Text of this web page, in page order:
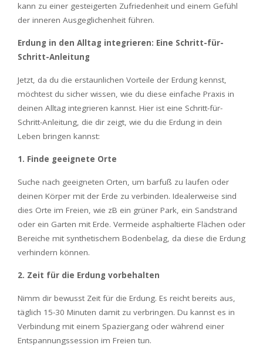
kann zu einer gesteigerten Zufriedenheit und einem Gefühl
der inneren Ausgeglichenheit führen.
Erdung in den Alltag integrieren: Eine Schritt-für-
Schritt-Anleitung
Jetzt, da du die erstaunlichen Vorteile der Erdung kennst,
möchtest du sicher wissen, wie du diese einfache Praxis in
deinen Alltag integrieren kannst. Hier ist eine Schritt-für-
Schritt-Anleitung, die dir zeigt, wie du die Erdung in dein
Leben bringen kannst:
1. Finde geeignete Orte
Suche nach geeigneten Orten, um barfuß zu laufen oder
deinen Körper mit der Erde zu verbinden. Idealerweise sind
dies Orte im Freien, wie zB ein grüner Park, ein Sandstrand
oder ein Garten mit Erde. Vermeide asphaltierte Flächen oder
Bereiche mit synthetischem Bodenbelag, da diese die Erdung
verhindern können.
2. Zeit für die Erdung vorbehalten
Nimm dir bewusst Zeit für die Erdung. Es reicht bereits aus,
täglich 15-30 Minuten damit zu verbringen. Du kannst es in
Verbindung mit einem Spaziergang oder während einer
Entspannungssession im Freien tun.